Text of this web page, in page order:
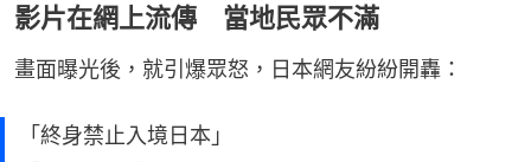
影片在網上流傳 當地民眾不滿
畫面曝光後，就引爆眾怒，日本網友紛紛開轟：
「終身禁止入境日本」